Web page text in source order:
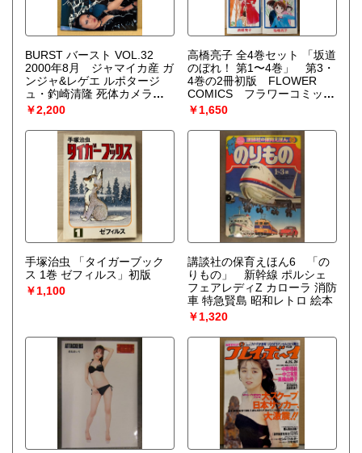
BURST バースト VOL.32
2000年8月 ジャマイカ産 ガ
ンジャ&レゲエ ルポタージ
ュ・釣崎清隆 死体カメラマ
ンハードコアワークス 裸の
街の血は冷たく・日本刺青墨
録百姿傳 他 タトゥー・刺
青・和彫・入れ墨
￥2,200
高橋亮子 全4巻セット 「坂道
のぼれ！ 第1〜4巻」 第3・
4巻の2冊初版 FLOWER
COMICS フラワーコミック
ス
￥1,650
手塚治虫 「タイガーブック
ス 1巻 ゼフィルス」初版
￥1,100
講談社の保育えほん6 「の
りもの」 新幹線 ポルシェ
フェアレディZ カローラ 消防
車 特急賢島 昭和レトロ 絵本
￥1,320